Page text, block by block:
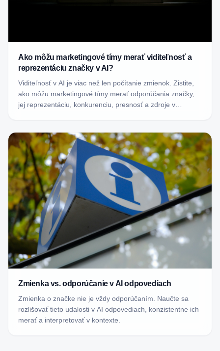
Ako môžu marketingové tímy merať viditeľnosť a
reprezentáciu značky v AI?
Viditeľnosť v AI je viac než len počítanie zmienok. Zistite,
ako môžu marketingové tímy merať odporúčania značky,
jej reprezentáciu, konkurenciu, presnosť a zdroje v
Zmienka vs. odporúčanie v AI odpovediach
Zmienka o značke nie je vždy odporúčaním. Naučte sa
rozlišovať tieto udalosti v AI odpovediach, konzistentne ich
merať a interpretovať v kontexte.